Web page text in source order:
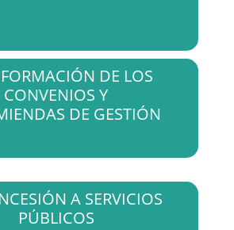
DE LOS
CONVENIOS Y
DE GESTIÓN
A SERVICIOS
PÚBLICOS